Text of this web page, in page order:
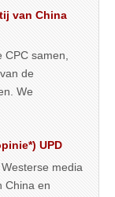
van China
samen,
de
We
UPD
media
China en